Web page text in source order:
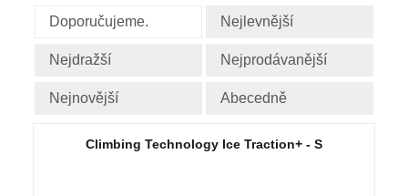
Doporučujeme. Nejlevnější
Nejdražší Nejprodávanější
Nejnovější Abecedně
Climbing Technology Ice Traction+ - S